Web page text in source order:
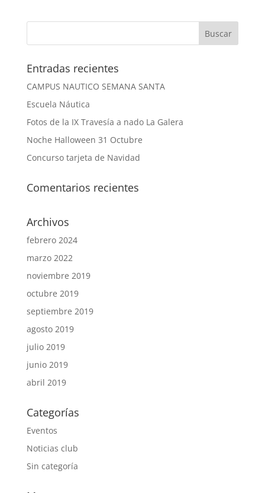
Entradas recientes
CAMPUS NAUTICO SEMANA SANTA
Escuela Náutica
Fotos de la IX Travesía a nado La Galera
Noche Halloween 31 Octubre
Concurso tarjeta de Navidad
Comentarios recientes
Archivos
febrero 2024
marzo 2022
noviembre 2019
octubre 2019
septiembre 2019
agosto 2019
julio 2019
junio 2019
abril 2019
Categorías
Eventos
Noticias club
Sin categoría